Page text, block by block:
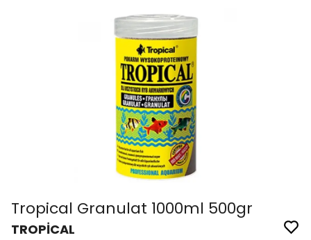
Tropical Granulat 1000ml 500gr
TROPİCAL